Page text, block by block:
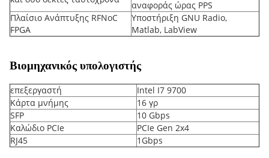
αναφοράς ώρας PPS
Πλαίσιο Ανάπτυξης RFNoC
FPGA
Υποστήριξη GNU Radio,
Matlab, LabView
Βιομηχανικός υπολογιστής
επεξεργαστή
Intel I7 9700
Κάρτα μνήμης
16 γρ
SFP
10 Gbps
Καλώδιο PCIe
PCIe Gen 2x4
RJ45
1Gbps